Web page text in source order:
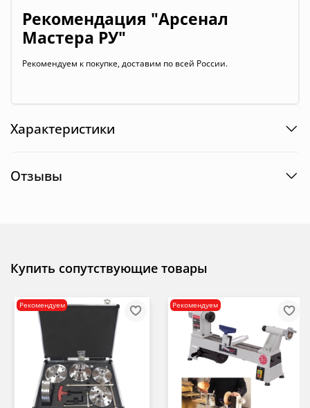
Рекомендация "Арсенал
Мастера РУ"
Рекомендуем к покупке, доставим по всей России.
Характеристики
Отзывы
Купить сопутствующие товары
Рекомендуем Рекомендуем